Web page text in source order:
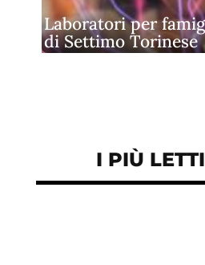
Laboratori per
di Settimo Torinese
I PIÙ LETTI